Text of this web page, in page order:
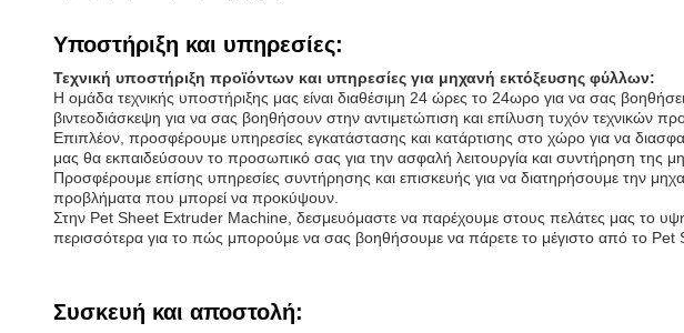
Υποστήριξη και υπηρεσίες:
Τεχνική υποστήριξη προϊόντων και υπηρεσίες για μηχανή εκτόξευσης φύλλων:
Η ομάδα τεχνικής υποστήριξης μας είναι διαθέσιμη 24 ώρες το 24ωρο για να σας
βιντεοδιάσκεψη για να σας βοηθήσουν στην αντιμετώπιση και επίλυση τυχόν τεχνικών
Επιπλέον, προσφέρουμε υπηρεσίες εγκατάστασης και κατάρτισης στο χώρο για να
μας θα εκπαιδεύσουν το προσωπικό σας για την ασφαλή λειτουργία και συντήρηση της
Προσφέρουμε επίσης υπηρεσίες συντήρησης και επισκευής για να διατηρήσουμε την
προβλήματα που μπορεί να προκύψουν.
Στην Pet Sheet Extruder Machine, δεσμευόμαστε να παρέχουμε στους πελάτες μας το
περισσότερα για το πώς μπορούμε να σας βοηθήσουμε να πάρετε το μέγιστο από το
Συσκευή και αποστολή: